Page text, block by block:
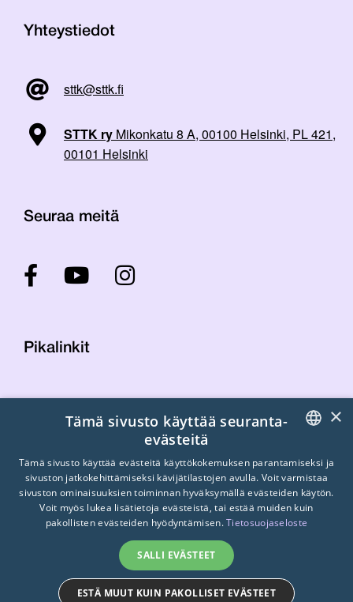
Yhteystiedot
sttk@sttk.fi
STTK ry Mikonkatu 8 A, 00100 Helsinki, PL 421,
00101 Helsinki
Seuraa meitä
Pikalinkit
Laskutustiedot
Tietosuojaseloste
Turvallisemman tilan periaatteet
© 2026 STTK. Made with ❤ byAvoin.Systems
FINNISH
SWEDISH
×
Tämä sivusto käyttää seuranta-
evästeitä
Tämä sivusto käyttää evästeitä käyttökokemuksen parantamiseksi ja
sivuston jatkokehittämiseksi kävijätilastojen avulla. Voit varmistaa
sivuston ominaisuuksien toiminnan hyväksymällä evästeiden käytön.
Voit myös lukea lisätietoja evästeistä, tai estää muiden kuin
pakollisten evästeiden hyödyntämisen.Tietosuojaseloste
SALLI EVÄSTEET
ESTÄ MUUT KUIN PAKOLLISET EVÄSTEET